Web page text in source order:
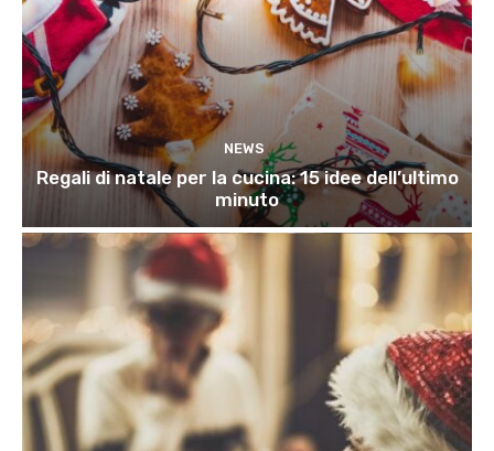
NEWS
Regali di natale per la cucina: 15 idee dell’ultimo
minuto